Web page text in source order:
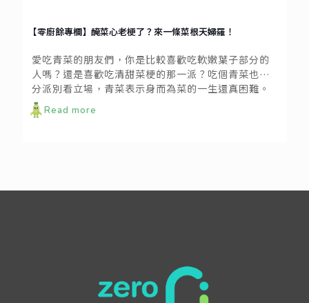
【零廚餘專欄】醃菜心老梗了？來一條菜根天婦羅！
愛吃青菜的朋友們，你是比較喜歡吃軟嫩葉子部分的
人嗎？還是喜歡吃清甜菜梗的那一派？吃個青菜也要
分派別看立場，青菜表示身而為菜的一生還真困難。
然而對一般人來說，菜梗雖甜，但要料理硬梆梆的部
分也是有點小麻煩又不知該如何是好的麻煩事；如果
Read more